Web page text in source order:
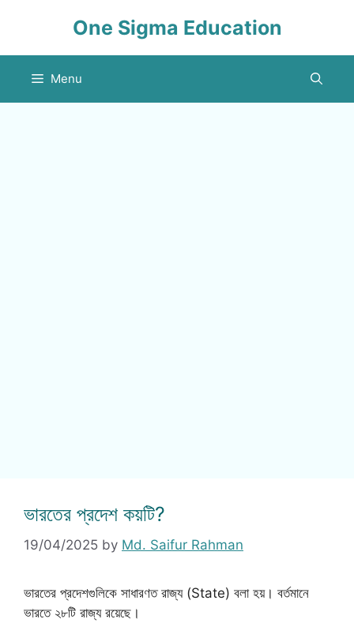
One Sigma Education
Menu
ভারতের প্রদেশ কয়টি?
19/04/2025 by Md. Saifur Rahman
ভারতের প্রদেশগুলিকে সাধারণত রাজ্য (State) বলা হয়। বর্তমানে
ভারতে ২৮টি রাজ্য রয়েছে।